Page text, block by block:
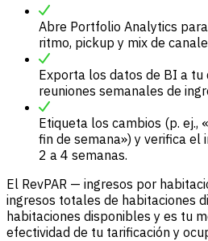
Abre Portfolio Analytics
ritmo, pickup y mix de
Exporta los datos de BI a
reuniones semanales de
Etiqueta los cambios (p. ej.,
fin de semana») y verifica el
2 a 4 semanas.
El RevPAR — ingresos por
ingresos totales de habitaciones
habitaciones disponibles y es tu
efectividad de tu tarificación y